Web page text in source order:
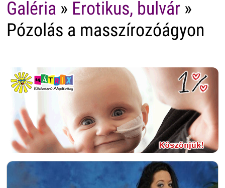
Galéria » Erotikus, bulvár»
Pózolás a masszírozóágyon